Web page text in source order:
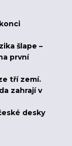
šlape –
první
tří zemí.
zahrají v
desky